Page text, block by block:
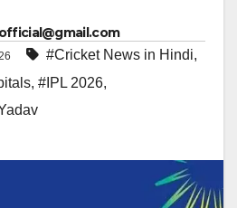
#Cricket News in Hindi,
, #IPL 2026,